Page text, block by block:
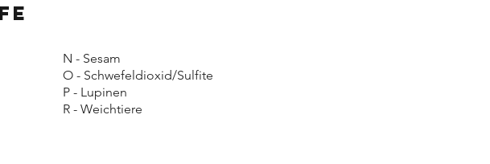
N - Sesam
O - Schwefeldioxid/Sulfite
P - Lupinen
R - Weichtiere